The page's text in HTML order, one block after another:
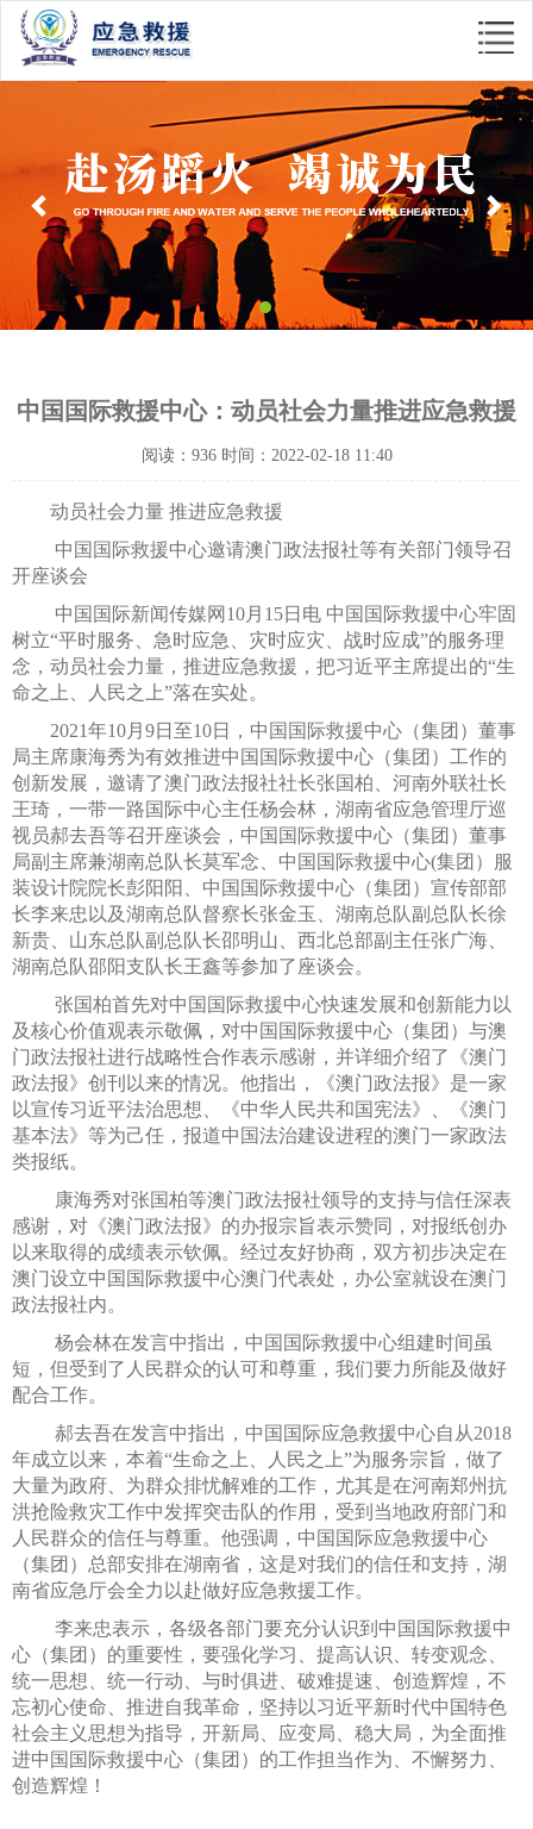
Previous
中国国际救援中心：动员社会力量推进应急救援
阅读：936 时间：2022-02-18 11:40
动员社会力量 推进应急救援
中国国际救援中心邀请澳门政法报社等有关部门领导召
开座谈会
中国国际新闻传媒网10月15日电 中国国际救援中心牢固
树立“平时服务、急时应急、灾时应灾、战时应成”的服务理
念，动员社会力量，推进应急救援，把习近平主席提出的“生
命之上、人民之上”落在实处。
2021年10月9日至10日，中国国际救援中心（集团）董事
局主席康海秀为有效推进中国国际救援中心（集团）工作的
创新发展，邀请了澳门政法报社社长张国柏、河南外联社长
王琦，一带一路国际中心主任杨会林，湖南省应急管理厅巡
视员郝去吾等召开座谈会，中国国际救援中心（集团）董事
局副主席兼湖南总队长莫军念、中国国际救援中心(集团）服
装设计院院长彭阳阳、中国国际救援中心（集团）宣传部部
长李来忠以及湖南总队督察长张金玉、湖南总队副总队长徐
新贵、山东总队副总队长邵明山、西北总部副主任张广海、
湖南总队邵阳支队长王鑫等参加了座谈会。
张国柏首先对中国国际救援中心快速发展和创新能力以
及核心价值观表示敬佩，对中国国际救援中心（集团）与澳
门政法报社进行战略性合作表示感谢，并详细介绍了《澳门
政法报》创刊以来的情况。他指出，《澳门政法报》是一家
以宣传习近平法治思想、《中华人民共和国宪法》、《澳门
基本法》等为己任，报道中国法治建设进程的澳门一家政法
类报纸。
康海秀对张国柏等澳门政法报社领导的支持与信任深表
感谢，对《澳门政法报》的办报宗旨表示赞同，对报纸创办
以来取得的成绩表示钦佩。经过友好协商，双方初步决定在
澳门设立中国国际救援中心澳门代表处，办公室就设在澳门
政法报社内。
杨会林在发言中指出，中国国际救援中心组建时间虽
短，但受到了人民群众的认可和尊重，我们要力所能及做好
配合工作。
郝去吾在发言中指出，中国国际应急救援中心自从2018
年成立以来，本着“生命之上、人民之上”为服务宗旨，做了
大量为政府、为群众排忧解难的工作，尤其是在河南郑州抗
洪抢险救灾工作中发挥突击队的作用，受到当地政府部门和
人民群众的信任与尊重。他强调，中国国际应急救援中心
（集团）总部安排在湖南省，这是对我们的信任和支持，湖
南省应急厅会全力以赴做好应急救援工作。
李来忠表示，各级各部门要充分认识到中国国际救援中
心（集团）的重要性，要强化学习、提高认识、转变观念、
统一思想、统一行动、与时俱进、破难提速、创造辉煌，不
忘初心使命、推进自我革命，坚持以习近平新时代中国特色
社会主义思想为指导，开新局、应变局、稳大局，为全面推
进中国国际救援中心（集团）的工作担当作为、不懈努力、
创造辉煌！